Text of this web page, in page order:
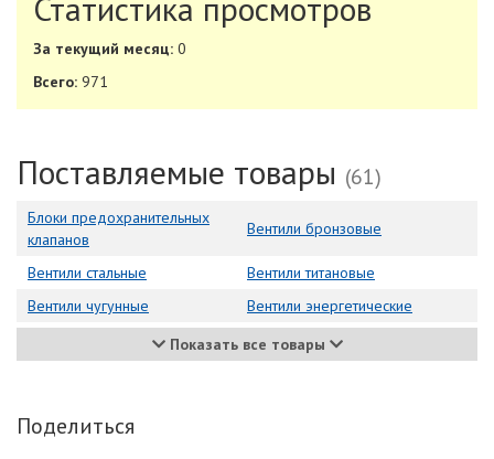
Статистика просмотров
За текущий месяц: 0
Всего: 971
Поставляемые товары (61)
Блоки предохранительных
клапанов
Вентили бронзовые
Вентили стальные
Вентили титановые
Вентили чугунные
Вентили энергетические
Показать все товары
Поделиться